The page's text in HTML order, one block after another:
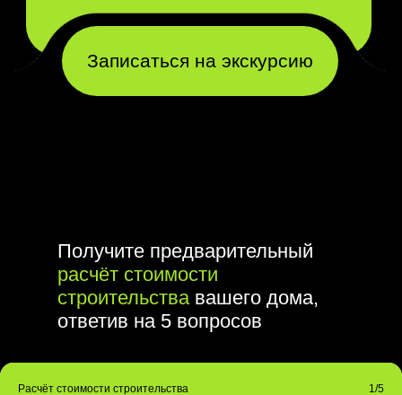
Получите предварительный
расчёт стоимости
строительствавашего дома,
ответив на 5 вопросов
Расчёт стоимости строительства 1/5